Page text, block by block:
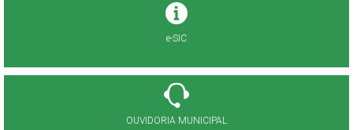
e-SIC
OUVIDORIA MUNICIPAL